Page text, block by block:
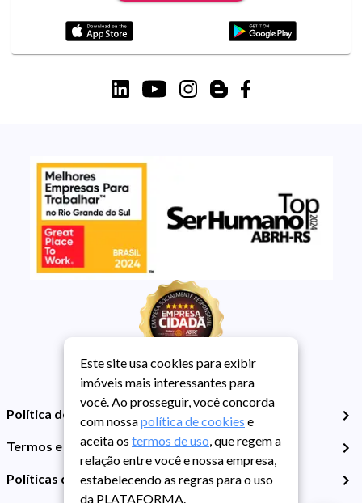
Política de Privacidade
Termos e Condições de Uso
Políticas de Cookies
Este site usa cookies para exibir
imóveis mais interessantes para
você. Ao prosseguir, você concorda
com nossapolítica de cookies e
aceita os termos de uso, que regem a
relação entre você e nossa empresa,
estabelecendo as regras para o uso
da PLATAFORMA.